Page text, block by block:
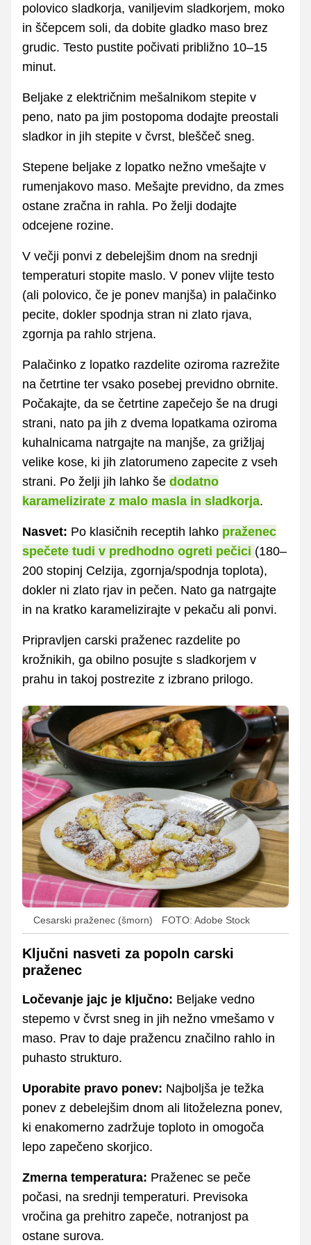
polovico sladkorja, vaniljevim sladkorjem, moko
in ščepcem soli, da dobite gladko maso brez
grudic. Testo pustite počivati približno 10–15
minut.
Beljake z električnim mešalnikom stepite v
peno, nato pa jim postopoma dodajte preostali
sladkor in jih stepite v čvrst, bleščeč sneg.
Stepene beljake z lopatko nežno vmešajte v
rumenjakovo maso. Mešajte previdno, da zmes
ostane zračna in rahla. Po želji dodajte
odcejene rozine.
V večji ponvi z debelejšim dnom na srednji
temperaturi stopite maslo. V ponev vlijte testo
(ali polovico, če je ponev manjša) in palačinko
pecite, dokler spodnja stran ni zlato rjava,
zgornja pa rahlo strjena.
Palačinko z lopatko razdelite oziroma razrežite
na četrtine ter vsako posebej previdno obrnite.
Počakajte, da se četrtine zapečejo še na drugi
strani, nato pa jih z dvema lopatkama oziroma
kuhalnicama natrgajte na manjše, za grižljaj
velike kose, ki jih zlatorumeno zapecite z vseh
strani. Po želji jih lahko še dodatno
karamelizirate z malo masla in sladkorja.
Nasvet: Po klasičnih receptih lahko praženec
spečete tudi v predhodno ogreti pečici (180–
200 stopinj Celzija, zgornja/spodnja toplota),
dokler ni zlato rjav in pečen. Nato ga natrgajte
in na kratko karamelizirajte v pekaču ali ponvi.
Pripravljen carski praženec razdelite po
krožnikih, ga obilno posujte s sladkorjem v
prahu in takoj postrezite z izbrano prilogo.
Cesarski praženec (šmorn) FOTO: Adobe Stock
Ključni nasveti za popoln carski
praženec
Ločevanje jajc je ključno: Beljake vedno
stepemo v čvrst sneg in jih nežno vmešamo v
maso. Prav to daje pražencu značilno rahlo in
puhasto strukturo.
Uporabite pravo ponev: Najboljša je težka
ponev z debelejšim dnom ali litoželezna ponev,
ki enakomerno zadržuje toploto in omogoča
lepo zapečeno skorjico.
Zmerna temperatura: Praženec se peče
počasi, na srednji temperaturi. Previsoka
vročina ga prehitro zapeče, notranjost pa
ostane surova.